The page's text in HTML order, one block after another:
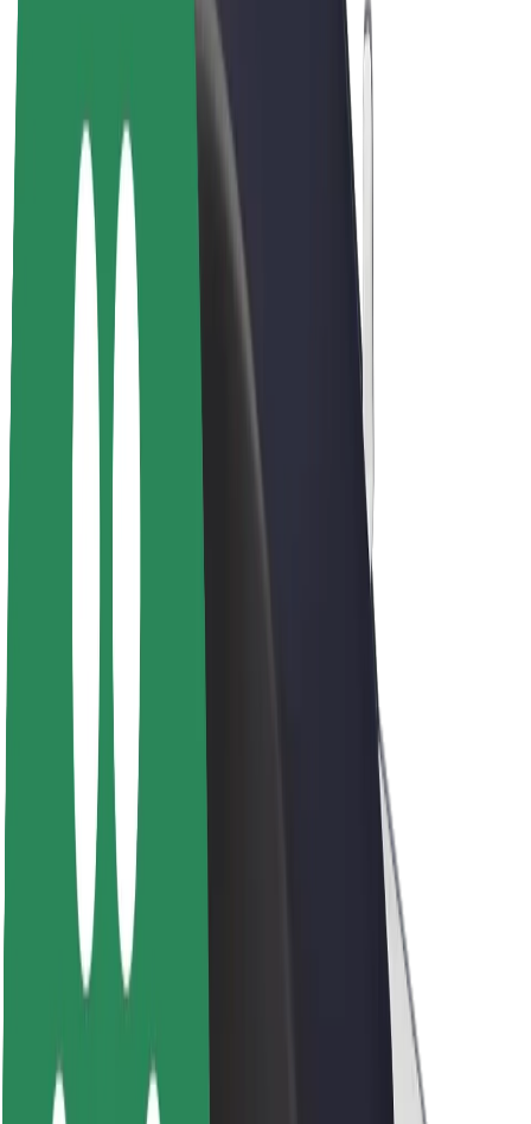
Bolt para empresas
Bolt Plus
Colabora con Bolt
Conductores
Ingresos de conductor/a
Repartidores
Ingresos de repartidor
Comercios de Bolt Food
Flotas
Project Zero
Blog
Sala de prensa
Directrices de la marca
Misión
Relación con inversores
Liderazgo
Marca
Fondo Urbano